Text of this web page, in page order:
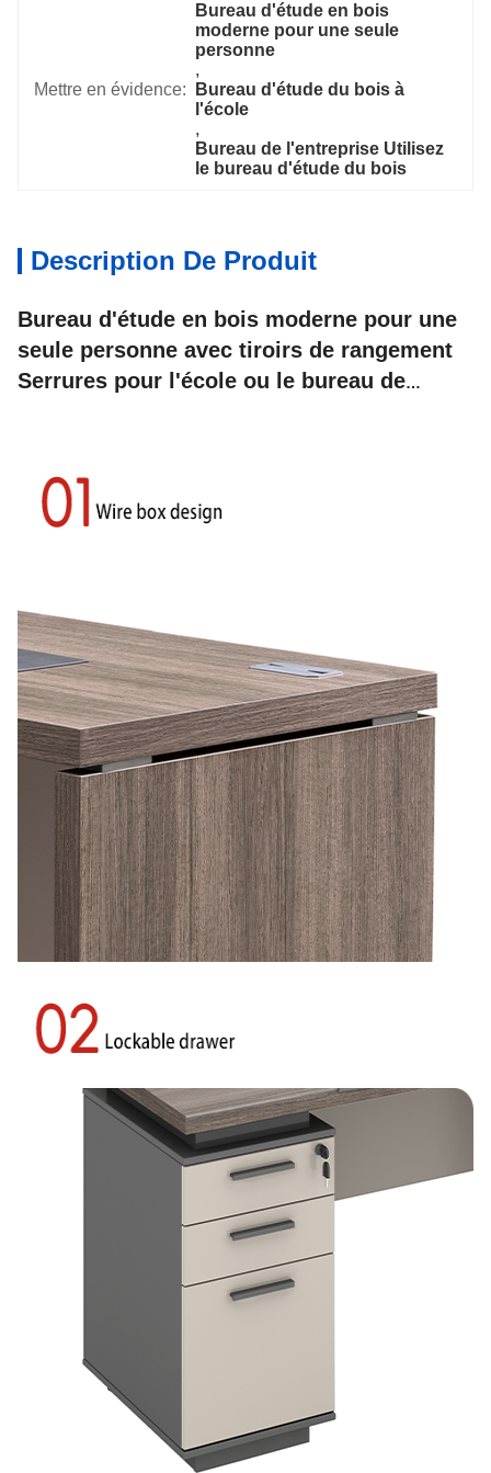
Mettre en évidence:
Bureau d'étude en bois
moderne pour une seule
personne
,
Bureau d'étude du bois à
l'école
,
Bureau de l'entreprise Utilisez
le bureau d'étude du bois
Description De Produit
Bureau d'étude en bois moderne pour une
seule personne avec tiroirs de rangement
Serrures pour l'école ou le bureau de